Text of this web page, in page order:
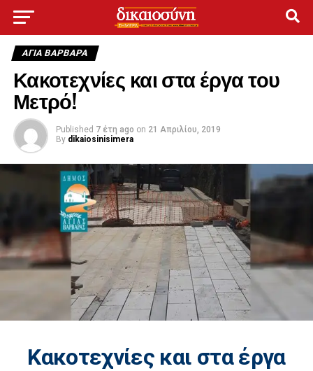
ΑΓΙΑ ΒΑΡΒΑΡΑ
Κακοτεχνίες και στα έργα του
Μετρό!
Published 7 έτη ago on 21 Απριλίου, 2019
By dikaiosinisimera
Κακοτεχνίες και στα έργα